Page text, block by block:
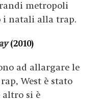
metropoli
i natali alla trap.
(2010)
ad allargare le
West è stato
altro si è